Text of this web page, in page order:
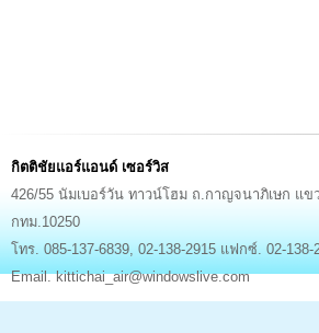
กิตติชัยแอร์แอนด์ เซอร์วิส
426/55 นัมเบอร์วัน ทาวน์โฮม ถ.กาญจนาภิเษก แข
กทม.10250
โทร. 085-137-6839, 02-138-2915 แฟกซ์. 02-138-
Email. kittichai_air@windowslive.com